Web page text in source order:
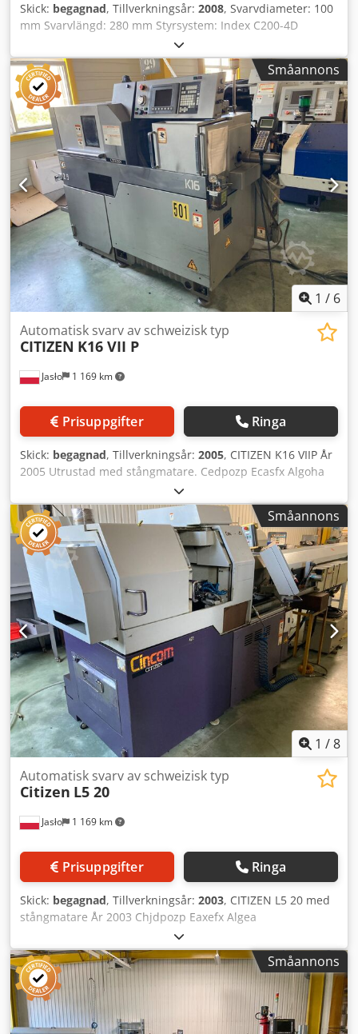
Skick: begagnad, Tillverkningsår: 2008, Svarvdiameter: 100
mm Svarvlängd: 280 mm Styrsystem: Index C200-4D
Stånggenomgång: 60 mm Chsdezndtuopfx Algea
Spindelvarvtal: 6.000 varv/min Drifttimmar: ca 76.525
Maskinen är enligt vår bedömning i gott begagnat skick
och kan ses under ström efter överenskommelse.
Maskinen kommer från första ägaren, har körts i olja och
servats årligen. Endast mässing har bearbetats.
Verktygshållare ingår ej i leveransen! Tillbehör: -
Kortstångsmatare - Spåntransportör - Delutmatningsenhet
Tillbehör, avbildade verktyg och uppspännningsutrustning
ingår endast om detta anges i tilläggsinformationen.
Ändringar och fel i tekniska data samt mellan­försäljning
förbehålls!
Småannons
1 / 6
Jasło 1 169 km
Automatisk svarv av schweizisk typ
CITIZEN K16 VII P
Prisuppgifter Ringa
Skick: begagnad, Tillverkningsår: 2005, CITIZEN K16 VIIP År
2005 Utrustad med stångmatare. Cedpozp Ecasfx Algoha
Småannons
1 /8
Jasło 1 169 km
Automatisk svarv av schweizisk typ
Citizen L5 20
Prisuppgifter Ringa
Skick: begagnad, Tillverkningsår: 2003, CITIZEN L5 20 med
stångmatare År 2003 Chjdpozp Eaxefx Algea
Småannons